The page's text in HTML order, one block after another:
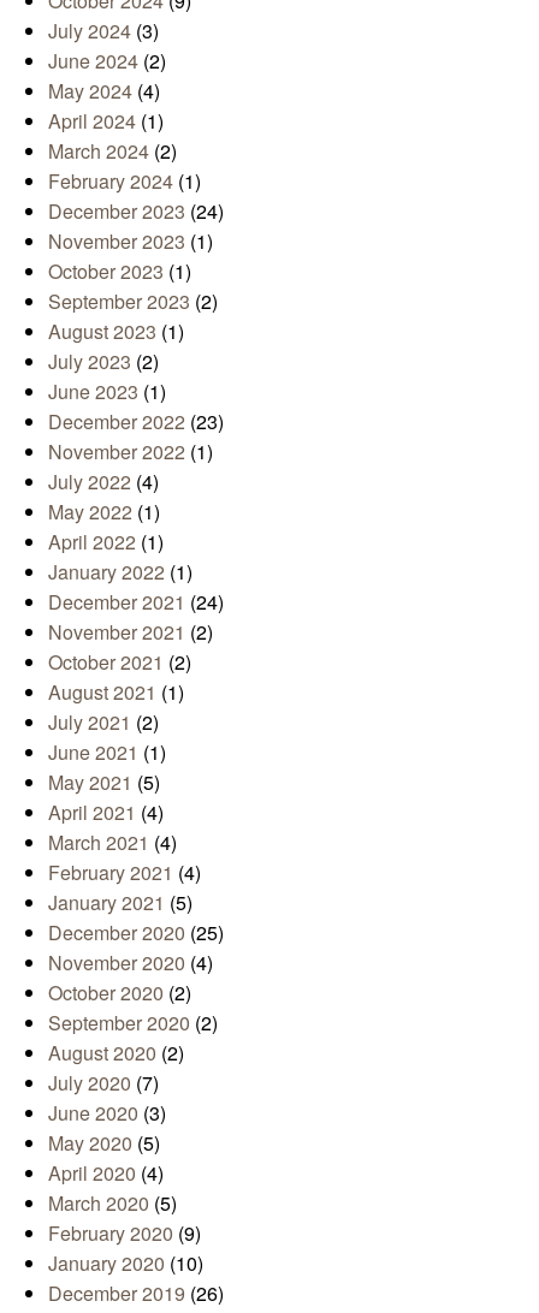
July 2024 (3)
June 2024 (2)
May 2024 (4)
April 2024 (1)
March 2024 (2)
February 2024 (1)
December 2023 (24)
November 2023 (1)
October 2023 (1)
September 2023 (2)
August 2023 (1)
July 2023 (2)
June 2023 (1)
December 2022 (23)
November 2022 (1)
July 2022 (4)
May 2022 (1)
April 2022 (1)
January 2022 (1)
December 2021 (24)
November 2021 (2)
October 2021 (2)
August 2021 (1)
July 2021 (2)
June 2021 (1)
May 2021 (5)
April 2021 (4)
March 2021 (4)
February 2021 (4)
January 2021 (5)
December 2020 (25)
November 2020 (4)
October 2020 (2)
September 2020 (2)
August 2020 (2)
July 2020 (7)
June 2020 (3)
May 2020 (5)
April 2020 (4)
March 2020 (5)
February 2020 (9)
January 2020 (10)
December 2019 (26)